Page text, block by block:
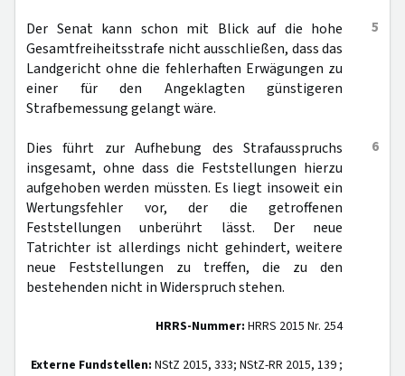
5
Der Senat kann schon mit Blick auf die hohe
Gesamtfreiheitsstrafe nicht ausschließen, dass das
Landgericht ohne die fehlerhaften Erwägungen zu
einer für den Angeklagten günstigeren
Strafbemessung gelangt wäre.
6
Dies führt zur Aufhebung des Strafausspruchs
insgesamt, ohne dass die Feststellungen hierzu
aufgehoben werden müssten. Es liegt insoweit ein
Wertungsfehler vor, der die getroffenen
Feststellungen unberührt lässt. Der neue
Tatrichter ist allerdings nicht gehindert, weitere
neue Feststellungen zu treffen, die zu den
bestehenden nicht in Widerspruch stehen.
HRRS-Nummer: HRRS 2015 Nr. 254
Externe Fundstellen: NStZ 2015, 333; NStZ-RR 2015, 139 ;